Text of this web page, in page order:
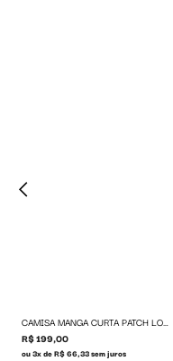
CAMISA MANGA CURTA PATCH LOGO
R$ 199,00
ou 3x de R$ 66,33 sem juros